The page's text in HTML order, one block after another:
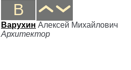
В
Варухин Алексей Михайлович
Архитектор